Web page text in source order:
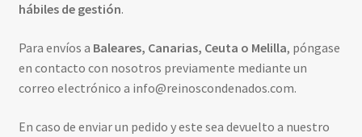
hábiles de gestión.
Para envíos a Baleares, Canarias, Ceuta o Melilla, póngase
en contacto con nosotros previamente mediante un
correo electrónico a info@reinoscondenados.com.
En caso de enviar un pedido y este sea devuelto a nuestro